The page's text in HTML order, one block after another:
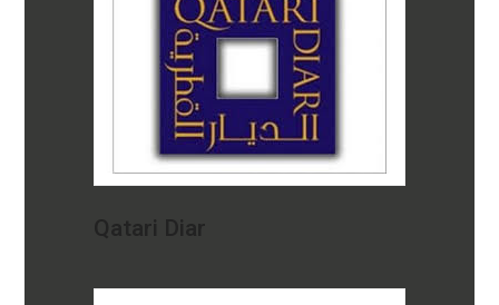
Qatari Diar